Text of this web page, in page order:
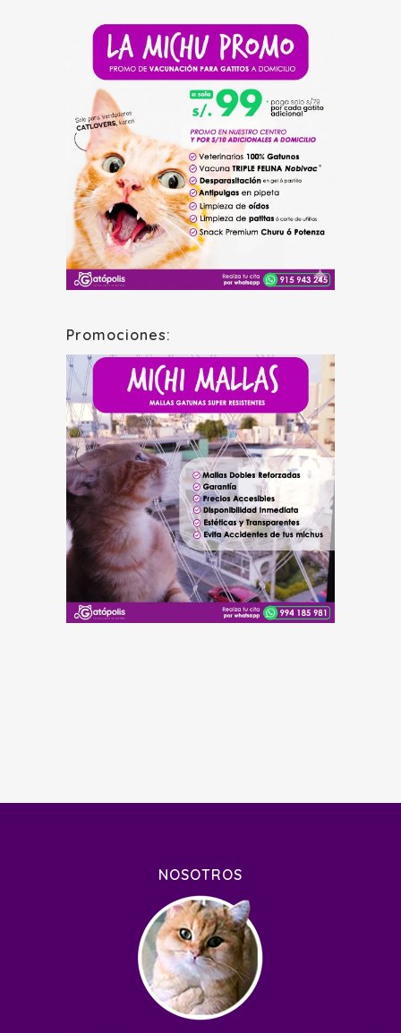
Promociones:
NOSOTROS